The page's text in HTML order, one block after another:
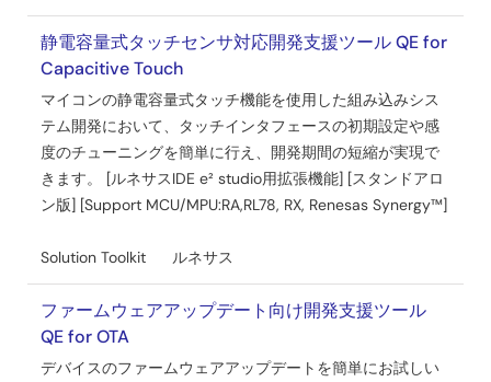
静電容量式タッチセンサ対応開発支援ツール QE for
Capacitive Touch
マイコンの静電容量式タッチ機能を使用した組み込みシス
テム開発において、タッチインタフェースの初期設定や感
度のチューニングを簡単に行え、開発期間の短縮が実現で
きます。 [ルネサスIDE e² studio用拡張機能] [スタンドアロ
ン版] [Support MCU/MPU:RA,RL78, RX, Renesas Synergy™]
Solution Toolkit ルネサス
ファームウェアアップデート向け開発支援ツール
QE for OTA
デバイスのファームウェアアップデートを簡単にお試しい